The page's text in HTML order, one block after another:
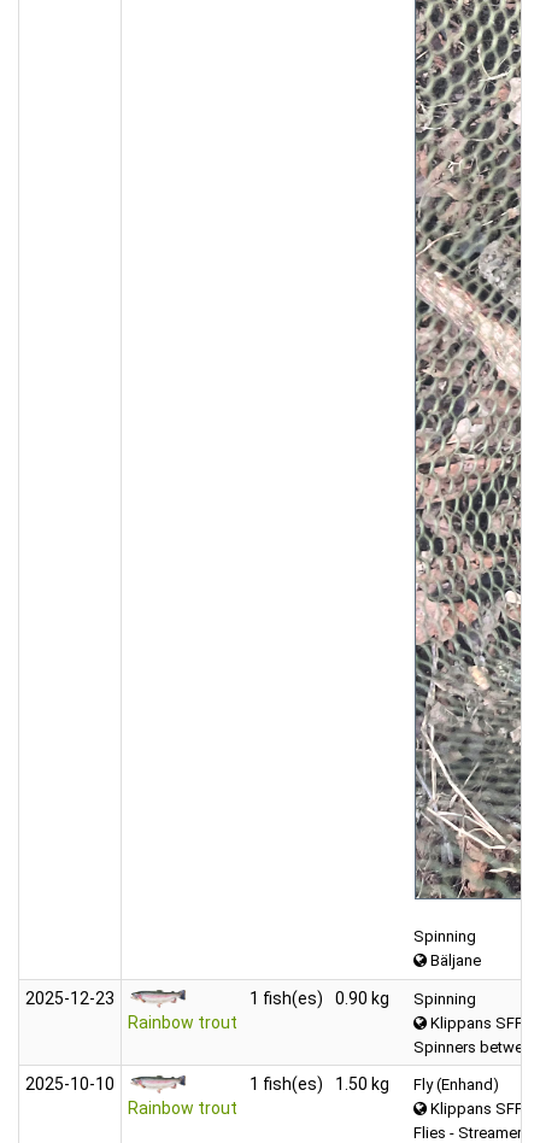
Spinning
Bäljane
2025‑12‑23
Rainbow trout
1 fish(es) 0.90 kg
Spinning
Klippans SFF
Spinners
2025‑10‑10
Rainbow trout
1 fish(es) 1.50 kg
Fly (Enhand)
Klippans SFF
Flies - Streamers